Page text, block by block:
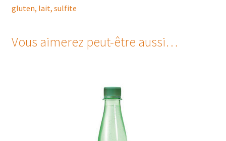
gluten, lait, sulfite
Vous aimerez peut-être aussi…